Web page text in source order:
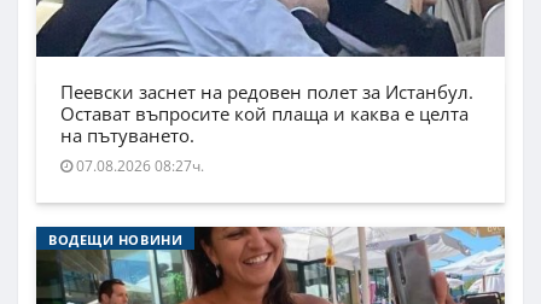
Пеевски заснет на редовен полет за Истанбул.
Остават въпросите кой плаща и каква е целта
на пътуването.
07.08.2026 08:27ч.
ВОДЕЩИ НОВИНИ